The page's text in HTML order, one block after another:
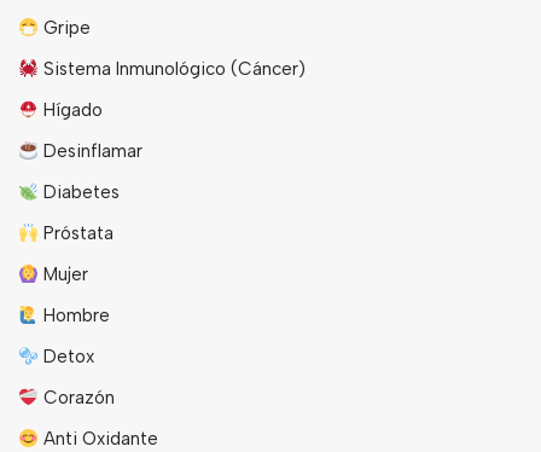
Gripe
Sistema Inmunológico (Cáncer)
Hígado
Desinflamar
Diabetes
Próstata
Mujer
Hombre
Detox
Corazón
Anti Oxidante